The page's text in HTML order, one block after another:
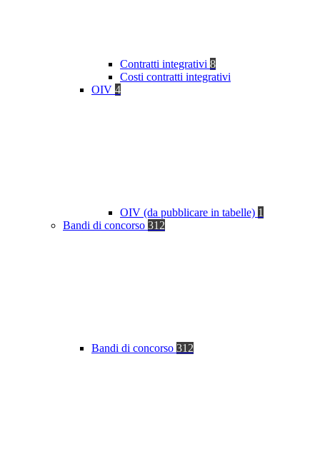
Contratti integrativi 8
Costi contratti integrativi
OIV 4
OIV (da pubblicare in tabelle) 1
Bandi di concorso 312
Bandi di concorso 312